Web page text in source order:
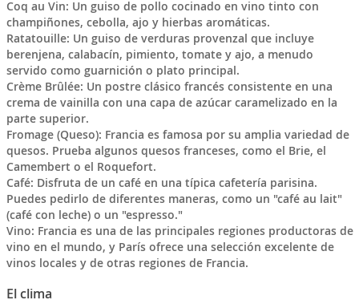
Coq au Vin: Un guiso de pollo cocinado en vino tinto con
champiñones, cebolla, ajo y hierbas aromáticas.
Ratatouille: Un guiso de verduras provenzal que incluye
berenjena, calabacín, pimiento, tomate y ajo, a menudo
servido como guarnición o plato principal.
Crème Brûlée: Un postre clásico francés consistente en una
crema de vainilla con una capa de azúcar caramelizado en la
parte superior.
Fromage (Queso): Francia es famosa por su amplia variedad de
quesos. Prueba algunos quesos franceses, como el Brie, el
Camembert o el Roquefort.
Café: Disfruta de un café en una típica cafetería parisina.
Puedes pedirlo de diferentes maneras, como un "café au lait"
(café con leche) o un "espresso."
Vino: Francia es una de las principales regiones productoras de
vino en el mundo, y París ofrece una selección excelente de
vinos locales y de otras regiones de Francia.
El clima